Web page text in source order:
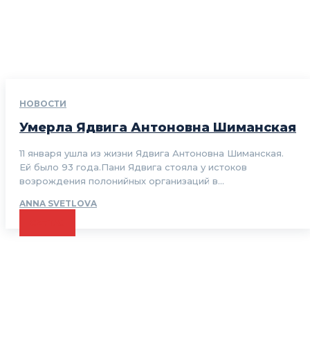
НОВОСТИ
Умерла Ядвига Антоновна Шиманская
11 января ушла из жизни Ядвига Антоновна Шиманская.
Ей было 93 года.Пани Ядвига стояла у истоков
возрождения полонийных организаций в...
ANNA SVETLOVA